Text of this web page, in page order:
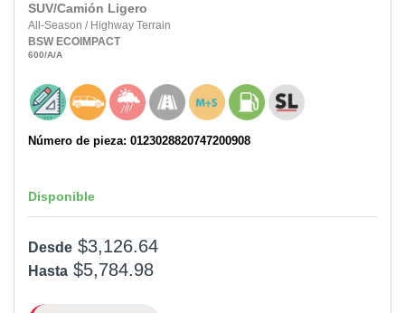
SUV/Camión Ligero
All-Season / Highway Terrain
BSW ECOIMPACT
600/A/A
Número de pieza: 0123028820747200908
Disponible
Desde $3,126.64
Hasta $5,784.98